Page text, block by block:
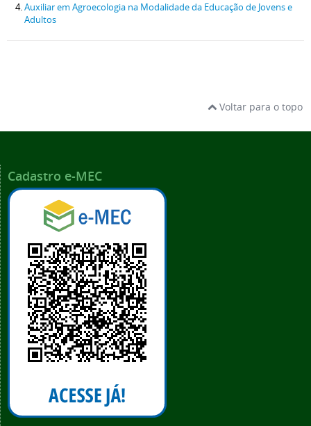
Auxiliar em Agroecologia na Modalidade da Educação de Jovens e
Adultos
Voltar para o topo
Cadastro e-MEC